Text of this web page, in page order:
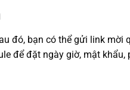
đó, bạn có thể gửi link mời
để đặt ngày giờ, mật khẩu,